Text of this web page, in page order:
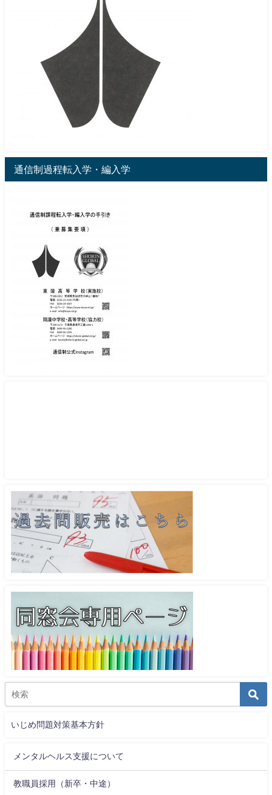
通信制過程転入学・編入学
いじめ問題対策基本方針
メンタルヘルス支援について
教職員採用（新卒・中途）